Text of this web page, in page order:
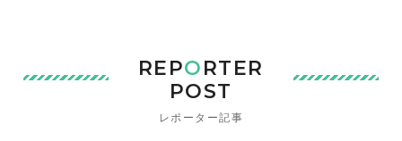
REPORTER
POST
レポーター記事